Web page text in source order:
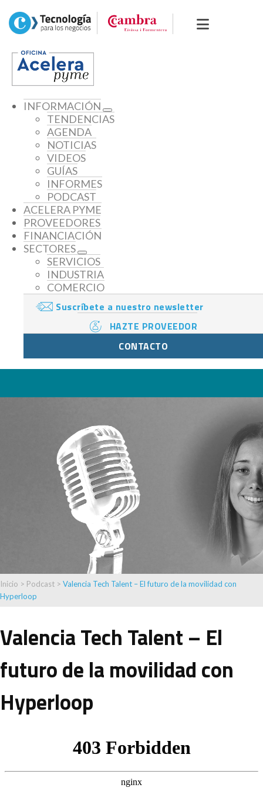
INFORMACIÓN
TENDENCIAS
AGENDA
NOTICIAS
VIDEOS
GUÍAS
INFORMES
PODCAST
ACELERA PYME
PROVEEDORES
FINANCIACIÓN
SECTORES
SERVICIOS
INDUSTRIA
COMERCIO
Suscríbete a nuestro newsletter
HAZTE PROVEEDOR
CONTACTO
Inicio > Podcast > Valencia Tech Talent – El futuro de la movilidad con
Hyperloop
Valencia Tech Talent – El
futuro de la movilidad con
Hyperloop